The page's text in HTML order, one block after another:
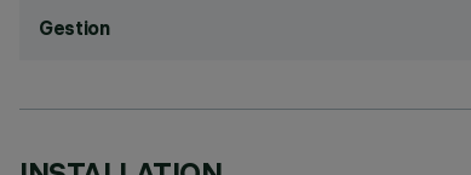
Gestion